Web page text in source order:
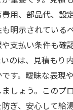
用、部品代、設
明示されている
支払い条件も確
のは、見積もり
す。曖昧な表現
しょう。このプ
ぎ、安心して給